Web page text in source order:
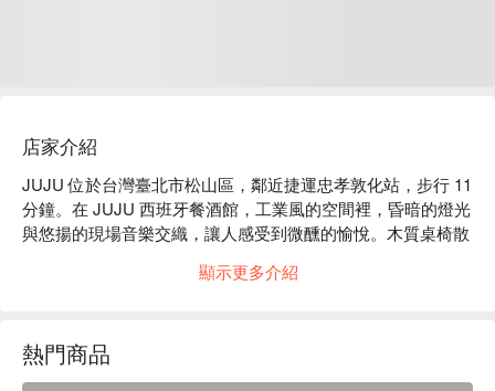
店家介紹
JUJU 位於台灣臺北市松山區，鄰近捷運忠孝敦化站，步行 11
分鐘。在 JUJU 西班牙餐酒館，工業風的空間裡，昏暗的燈光
與悠揚的現場音樂交織，讓人感受到微醺的愉悅。木質桌椅散
讓每位來客都能在輕鬆的氛圍中享受道地的西班牙風味。
製燉牛頰等佳餚，成為提升聚會體驗的完美催化劑。再搭配
Sangria 水果酒和西班牙啤酒，讓每一次用餐都充滿了驚喜與
顯示更多介紹
熱門商品